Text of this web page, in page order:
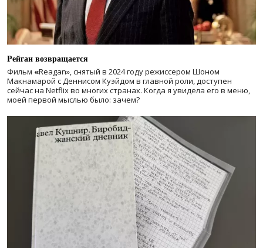
Рейган возвращается
Фильм «Reagan», снятый в 2024 годурежиссером Шоном
Макнамарой с Деннисом Куэйдом в главной роли, доступен
сейчас на Netflix во многих странах. Когда я увидела его в меню,
моей первой мыслью было: зачем?